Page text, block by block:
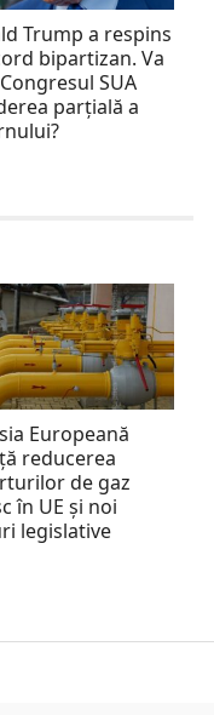
Trump a respins
bipartizan. Va
SUA
parțială a
Europeană
reducerea
de gaz
în UE și noi
legislative